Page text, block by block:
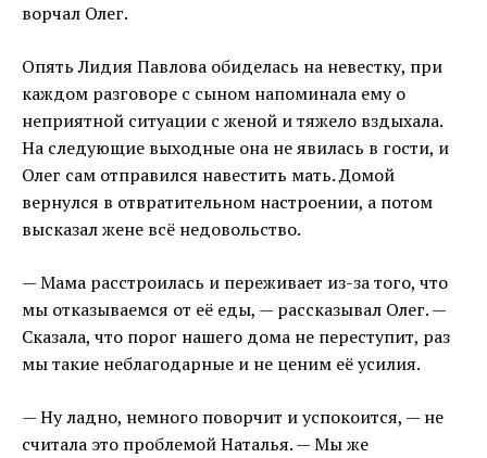
ворчал Олег.
Опять Лидия Павлова обиделась на невестку, при
каждом разговоре с сыном напоминала ему о
неприятной ситуации с женой и тяжело вздыхала.
На следующие выходные она не явилась в гости, и
Олег сам отправился навестить мать. Домой
вернулся в отвратительном настроении, а потом
высказал жене всё недовольство.
— Мама расстроилась и переживает из-за того, что
мы отказываемся от её еды, — рассказывал Олег. —
Сказала, что порог нашего дома не переступит, раз
мы такие неблагодарные и не ценим её усилия.
— Ну ладно, немного поворчит и успокоится, — не
считала это проблемой Наталья. — Мы же